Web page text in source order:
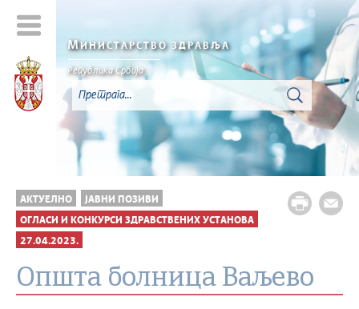
МИНИСТАРСТВО ЗДРАВЉА
Република Србија
АКТУЕЛНО ЈАВНИ ПОЗИВИ
ОГЛАСИ И КОНКУРСИ ЗДРАВСТВЕНИХ УСТАНОВА
27.04.2023.
Oпшта болница Ваљево